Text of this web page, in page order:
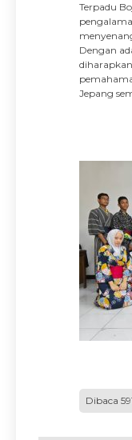
Terpadu
Dengan
Jepang
Dibaca